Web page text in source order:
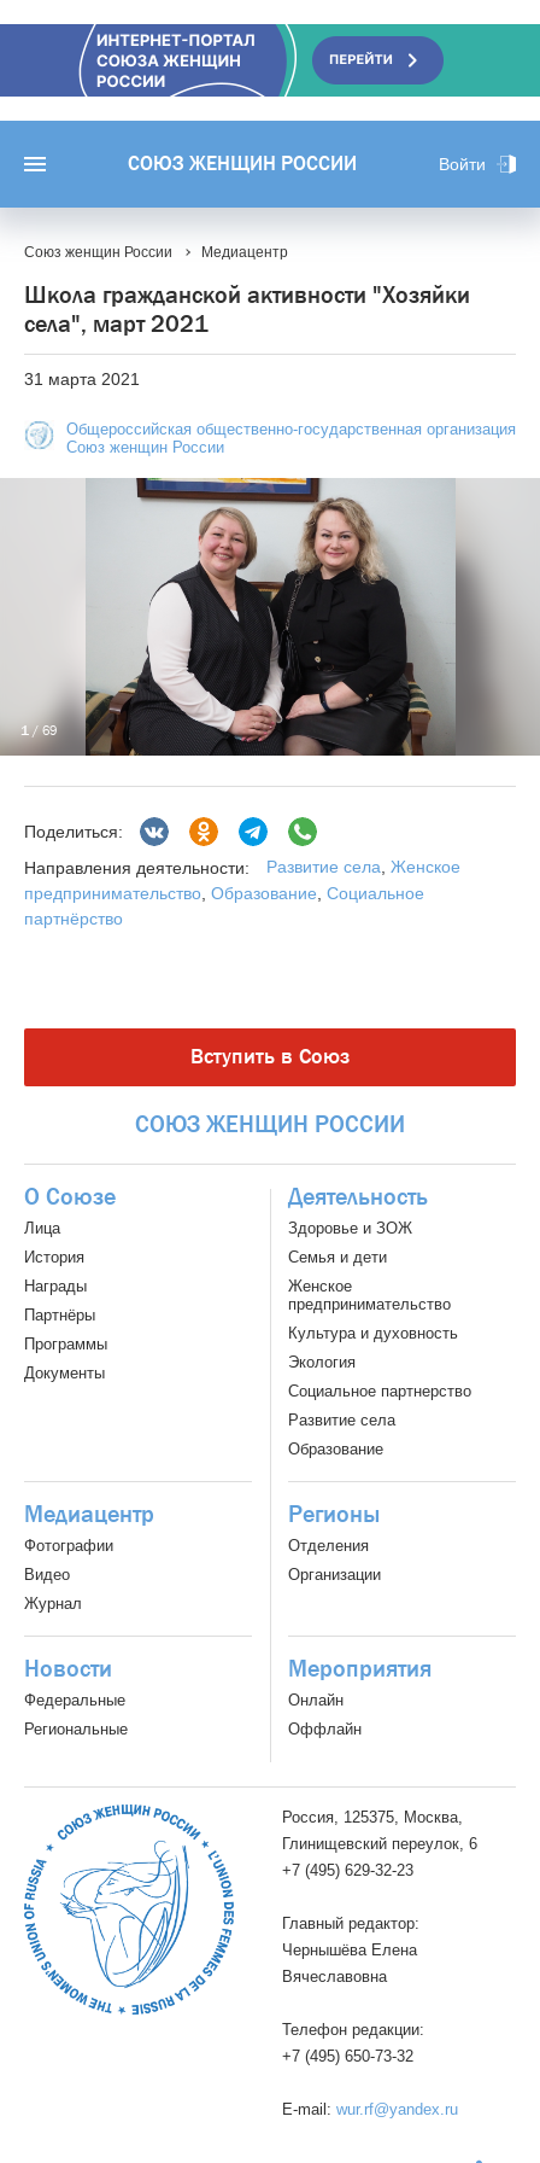
СОЮЗ ЖЕНЩИН РОССИИ Войти
Союз женщин России Медиацентр
Школа гражданской активности "Хозяйки
села", март 2021
31 марта 2021
Общероссийская общественно-государственная организация
Союз женщин России
1/ 69
Поделиться:
Направления деятельности:
Развитие села Женское
предпринимательство Образование Социальное
партнёрство
Вступить в Союз
СОЮЗ ЖЕНЩИН РОССИИ
О Союзе
Лица
История
Награды
Партнёры
Программы
Документы
Деятельность
Здоровье и ЗОЖ
Семья и дети
Женское
предпринимательство
Культура и духовность
Экология
Социальное партнерство
Развитие села
Образование
Медиацентр
Фотографии
Видео
Журнал
Регионы
Отделения
Организации
Новости
Федеральные
Региональные
Мероприятия
Онлайн
Оффлайн
Россия, 125375, Москва,
Глинищевский переулок, 6
+7 (495) 629-32-23
Главный редактор:
Чернышёва Елена
Вячеславовна
Телефон редакции:
+7 (495) 650-73-32
E-mail: wur.rf@yandex.ru